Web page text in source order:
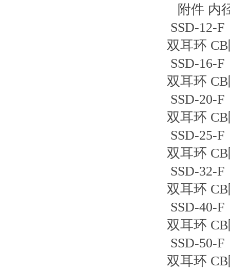
附件
SSD-12-
双耳环
SSD-16-
双耳环
SSD-20-
双耳环
SSD-25-
双耳环
SSD-32-
双耳环
SSD-40-
双耳环
SSD-50-
双耳环